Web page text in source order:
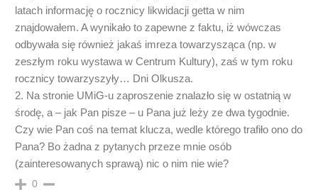
latach informację o rocznicy likwidacji getta w nim
znajdowałem. A wynikało to zapewne z faktu, iż wówczas
odbywała się również jakaś imreza towarzysząca (np. w
zeszłym roku wystawa w Centrum Kultury), zaś w tym roku
rocznicy towarzyszyły… Dni Olkusza.
2. Na stronie UMiG-u zaproszenie znalazło się w ostatnią w
środę, a – jak Pan pisze – u Pana już leży ze dwa tygodnie.
Czy wie Pan coś na temat klucza, wedle którego trafiło ono do
Pana? Bo żadna z pytanych przeze mnie osób
(zainteresowanych sprawą) nic o nim nie wie?
0